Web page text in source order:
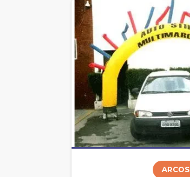
ARCOS